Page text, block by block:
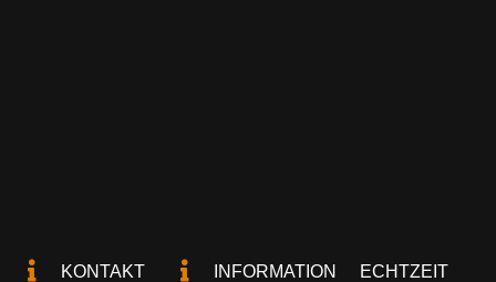
KONTAKT INFORMATION ECHTZEIT